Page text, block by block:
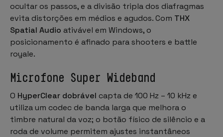
ocultar os passos, e a divisão tripla dos diafragmas
evita distorções em médios e agudos. Com THX
Spatial Audio ativável em Windows, o
posicionamento é afinado para shooters e battle
royale.
Microfone Super Wideband
O HyperClear dobrável capta de 100 Hz – 10 kHz e
utiliza um codec de banda larga que melhora o
timbre natural da voz; o botão físico de silêncio e a
roda de volume permitem ajustes instantâneos